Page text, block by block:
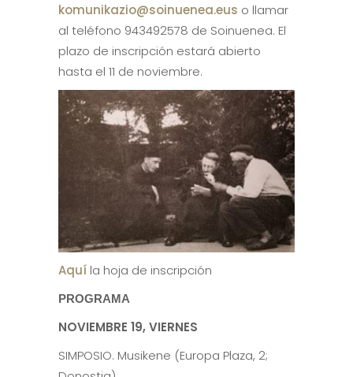
komunikazio@soinuenea.eus o llamar
al teléfono 943492578 de Soinuenea. El
plazo de inscripción estará abierto
hasta el 11 de noviembre.
Aquí la hoja de inscripción
PROGRAMA
NOVIEMBRE 19, VIERNES
SIMPOSIO. Musikene (Europa Plaza, 2;